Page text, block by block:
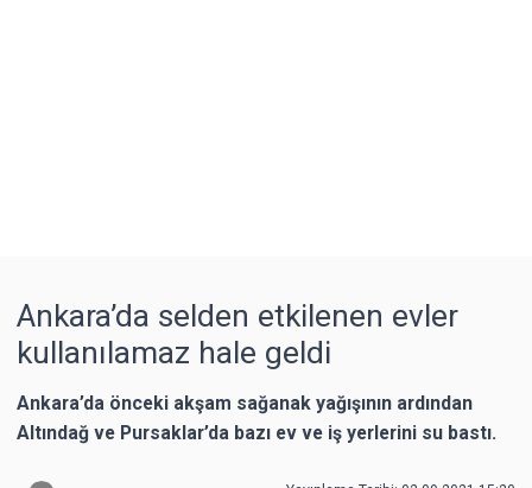
Ankara’da selden etkilenen evler
kullanılamaz hale geldi
Ankara’da önceki akşam sağanak yağışının ardından
Altındağ ve Pursaklar’da bazı ev ve iş yerlerini su bastı.